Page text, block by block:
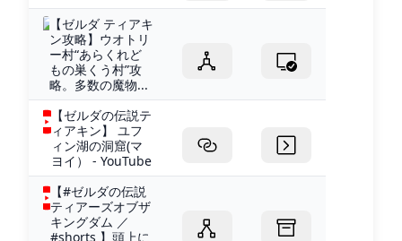
【ゼルダ ティアキ
ン攻略】ウオトリ
ー村“あらくれど
もの巣くう村”攻
略。多数の魔物...
【ゼルダの伝説テ
ィアキン】 ユフ
ィン湖の洞窟(マ
ヨイ） - YouTube
【#ゼルダの伝説
ティアーズオブザ
キングダム ／
#shorts 】頭上に